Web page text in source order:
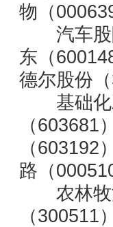
物（
汽车股
东（
德尔股份
基础化
（
（
路（
农林牧
（